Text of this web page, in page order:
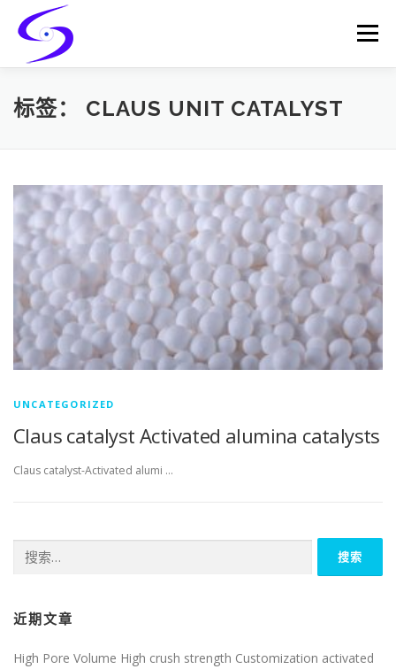
content
Menu
HOME PRODUCTS CATALYST-CARRIER
标签： CLAUS UNIT CATALYST
UNCATEGORIZED
Claus catalyst Activated alumina catalysts
Claus catalyst-Activated alumi …
索：
近期文章
High Pore Volume High crush strength Customization activated